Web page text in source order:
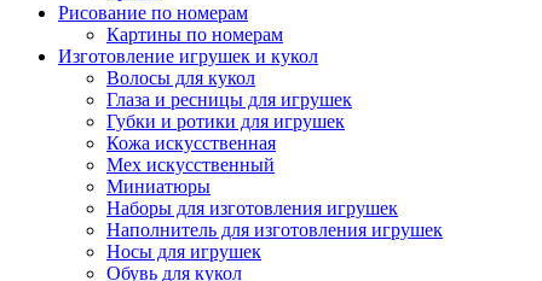
Рисование по номерам
Картины по номерам
Изготовление игрушек и кукол
Волосы для кукол
Глаза и ресницы для игрушек
Губки и ротики для игрушек
Кожа искусственная
Мех искусственный
Миниатюры
Наборы для изготовления игрушек
Наполнитель для изготовления игрушек
Носы для игрушек
Обувь для кукол